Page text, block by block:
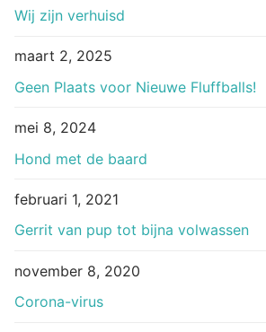
Wij zijn verhuisd
maart 2, 2025
Geen Plaats voor Nieuwe Fluffballs!
mei 8, 2024
Hond met de baard
februari 1, 2021
Gerrit van pup tot bijna volwassen
november 8, 2020
Corona-virus